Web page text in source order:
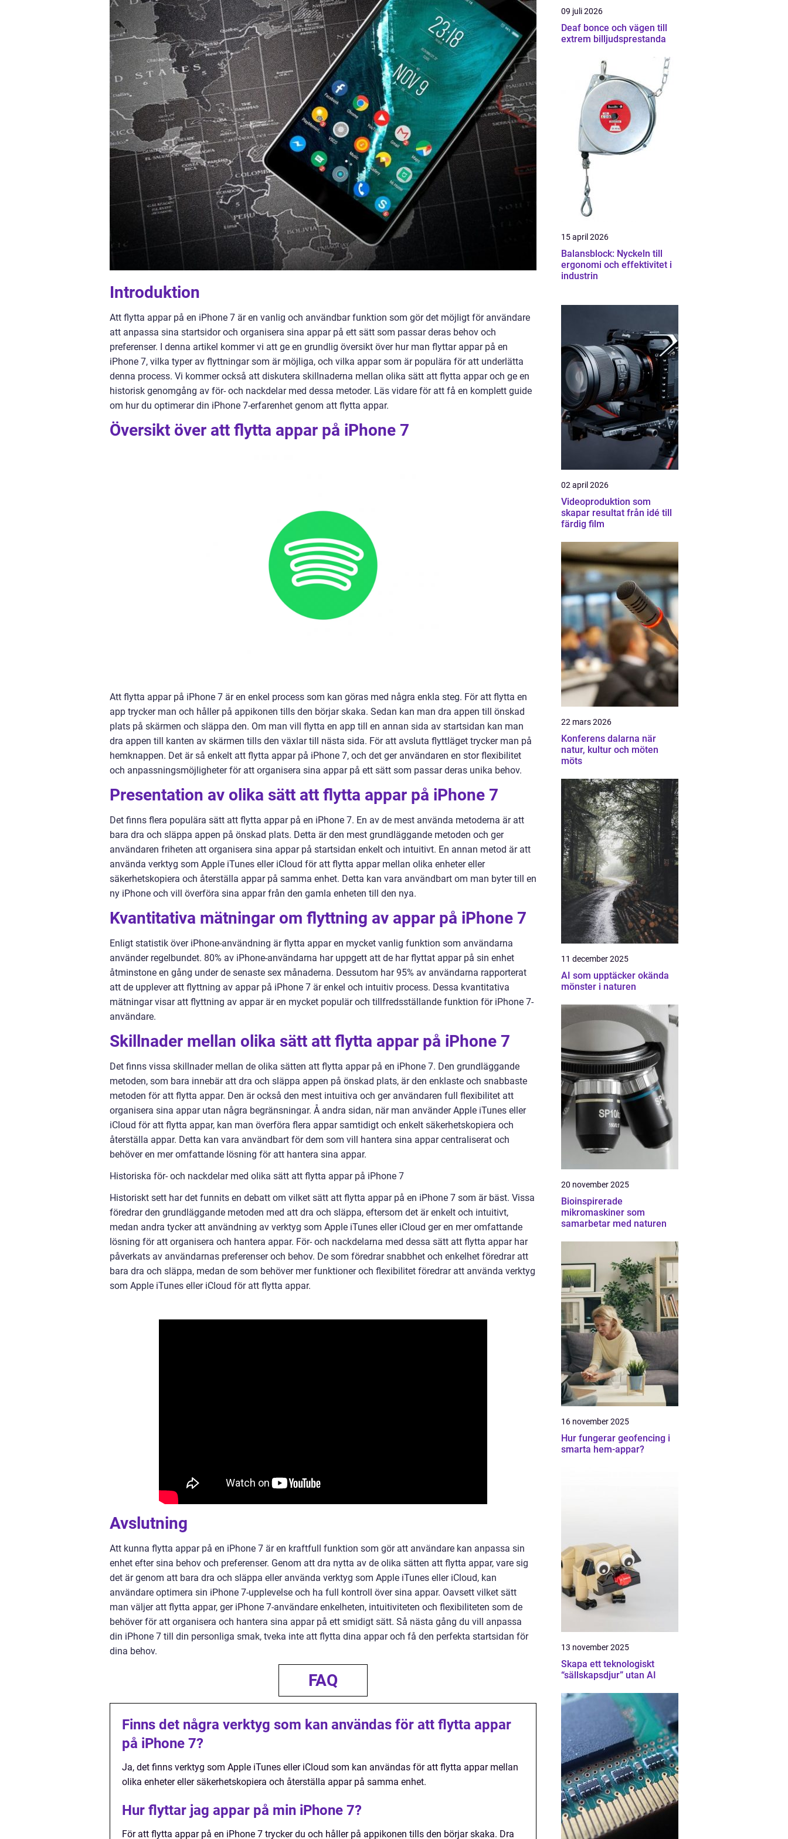
Introduktion
Att flytta appar på en iPhone 7 är en vanlig och användbar funktion som gör det möjligt för användare
att anpassa sina startsidor och organisera sina appar på ett sätt som passar deras behov och
preferenser. I denna artikel kommer vi att ge en grundlig översikt över hur man flyttar appar på en
iPhone 7, vilka typer av flyttningar som är möjliga, och vilka appar som är populära för att underlätta
denna process. Vi kommer också att diskutera skillnaderna mellan olika sätt att flytta appar och ge en
historisk genomgång av för- och nackdelar med dessa metoder. Läs vidare för att få en komplett guide
om hur du optimerar din iPhone 7-erfarenhet genom att flytta appar.
Översikt över att flytta appar på iPhone 7
Att flytta appar på iPhone 7 är en enkel process som kan göras med några enkla steg. För att flytta en
app trycker man och håller på appikonen tills den börjar skaka. Sedan kan man dra appen till önskad
plats på skärmen och släppa den. Om man vill flytta en app till en annan sida av startsidan kan man
dra appen till kanten av skärmen tills den växlar till nästa sida. För att avsluta flyttläget trycker man på
hemknappen. Det är så enkelt att flytta appar på iPhone 7, och det ger användaren en stor flexibilitet
och anpassningsmöjligheter för att organisera sina appar på ett sätt som passar deras unika behov.
Presentation av olika sätt att flytta appar på iPhone 7
Det finns flera populära sätt att flytta appar på en iPhone 7. En av de mest använda metoderna är att
bara dra och släppa appen på önskad plats. Detta är den mest grundläggande metoden och ger
användaren friheten att organisera sina appar på startsidan enkelt och intuitivt. En annan metod är att
använda verktyg som Apple iTunes eller iCloud för att flytta appar mellan olika enheter eller
säkerhetskopiera och återställa appar på samma enhet. Detta kan vara användbart om man byter till en
ny iPhone och vill överföra sina appar från den gamla enheten till den nya.
Kvantitativa mätningar om flyttning av appar på iPhone 7
Enligt statistik över iPhone-användning är flytta appar en mycket vanlig funktion som användarna
använder regelbundet. 80% av iPhone-användarna har uppgett att de har flyttat appar på sin enhet
åtminstone en gång under de senaste sex månaderna. Dessutom har 95% av användarna rapporterat
att de upplever att flyttning av appar på iPhone 7 är enkel och intuitiv process. Dessa kvantitativa
mätningar visar att flyttning av appar är en mycket populär och tillfredsställande funktion för iPhone 7-
användare.
Skillnader mellan olika sätt att flytta appar på iPhone 7
Det finns vissa skillnader mellan de olika sätten att flytta appar på en iPhone 7. Den grundläggande
metoden, som bara innebär att dra och släppa appen på önskad plats, är den enklaste och snabbaste
metoden för att flytta appar. Den är också den mest intuitiva och ger användaren full flexibilitet att
organisera sina appar utan några begränsningar. Å andra sidan, när man använder Apple iTunes eller
iCloud för att flytta appar, kan man överföra flera appar samtidigt och enkelt säkerhetskopiera och
återställa appar. Detta kan vara användbart för dem som vill hantera sina appar centraliserat och
behöver en mer omfattande lösning för att hantera sina appar.
Historiska för- och nackdelar med olika sätt att flytta appar på iPhone 7
Historiskt sett har det funnits en debatt om vilket sätt att flytta appar på en iPhone 7 som är bäst. Vissa
föredrar den grundläggande metoden med att dra och släppa, eftersom det är enkelt och intuitivt,
medan andra tycker att användning av verktyg som Apple iTunes eller iCloud ger en mer omfattande
lösning för att organisera och hantera appar. För- och nackdelarna med dessa sätt att flytta appar har
påverkats av användarnas preferenser och behov. De som föredrar snabbhet och enkelhet föredrar att
bara dra och släppa, medan de som behöver mer funktioner och flexibilitet föredrar att använda verktyg
som Apple iTunes eller iCloud för att flytta appar.
Avslutning
Att kunna flytta appar på en iPhone 7 är en kraftfull funktion som gör att användare kan anpassa sin
enhet efter sina behov och preferenser. Genom att dra nytta av de olika sätten att flytta appar, vare sig
det är genom att bara dra och släppa eller använda verktyg som Apple iTunes eller iCloud, kan
användare optimera sin iPhone 7-upplevelse och ha full kontroll över sina appar. Oavsett vilket sätt
man väljer att flytta appar, ger iPhone 7-användare enkelheten, intuitiviteten och flexibiliteten som de
behöver för att organisera och hantera sina appar på ett smidigt sätt. Så nästa gång du vill anpassa
din iPhone 7 till din personliga smak, tveka inte att flytta dina appar och få den perfekta startsidan för
dina behov.
FAQ
Finns det några verktyg som kan användas för att flytta appar
på iPhone 7?
Ja, det finns verktyg som Apple iTunes eller iCloud som kan användas för att flytta appar mellan
olika enheter eller säkerhetskopiera och återställa appar på samma enhet.
Hur flyttar jag appar på min iPhone 7?
För att flytta appar på en iPhone 7 trycker du och håller på appikonen tills den börjar skaka. Dra
09 juli 2026
Deaf bonce och vägen till
extrem billjudsprestanda
15 april 2026
Balansblock: Nyckeln till
ergonomi och effektivitet i
industrin
02 april 2026
Videoproduktion som
skapar resultat från idé till
färdig film
22 mars 2026
Konferens dalarna när
natur, kultur och möten
möts
11 december 2025
AI som upptäcker okända
mönster i naturen
20 november 2025
Bioinspirerade
mikromaskiner som
samarbetar med naturen
16 november 2025
Hur fungerar geofencing i
smarta hem-appar?
13 november 2025
Skapa ett teknologiskt
“sällskapsdjur” utan AI